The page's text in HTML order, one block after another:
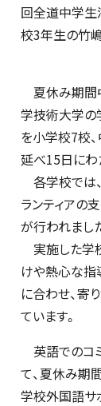
回全道中学生
校3年生の竹
夏休み期間
学技術大学の
を小学校7校
延べ15日にわ
各学校では
ランティアの
が行われまし
実施した学
けや熱心な指
に合わせ、寄
ています。
英語でのコ
て、夏休み期
学校外国語サ